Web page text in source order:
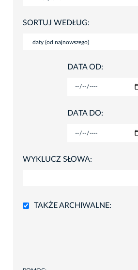
SORTUJ WEDŁUG:
DATA OD:
DATA DO:
WYKLUCZ SŁOWA:
TAKŻE ARCHIWALNE: